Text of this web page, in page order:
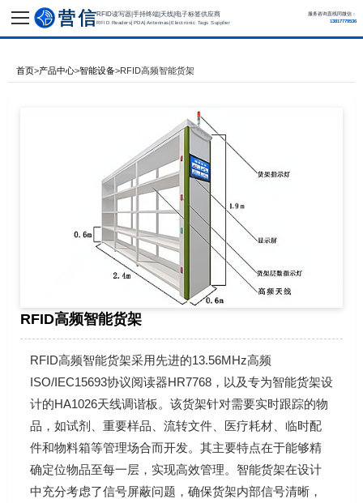
RFID读写器|手持终端|天线|电子标签供应商
RFID Readers|PDA|Antennas|Electronic Tags Supplier
服务咨询直线同微信：
13817779536
首页>产品中心>智能设备>RFID高频智能货架
RFID高频智能货架
RFID高频智能货架采用先进的13.56MHz高频
ISO/IEC15693协议阅读器HR7768，以及专为智能货架设
计的HA1026天线调谐板。该货架针对需要实时跟踪的物
品，如试剂、重要样品、流转文件、医疗耗材、临时配
件和物料箱等管理场合而开发。其主要特点在于能够精
确定位物品至每一层，实现高效管理。智能货架在设计
中充分考虑了信号屏蔽问题，确保货架内部信号清晰，